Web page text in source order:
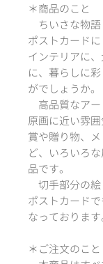
＊商品のこと
ちいさな物語
ポストカード
インテリアに
に、暮らしに
がでしょうか。
高品質なアー
原画に近い雰
賞や贈り物、
ど、いろいろ
品です。
切手部分の絵
ポストカード
なっております
＊ご注文のこと